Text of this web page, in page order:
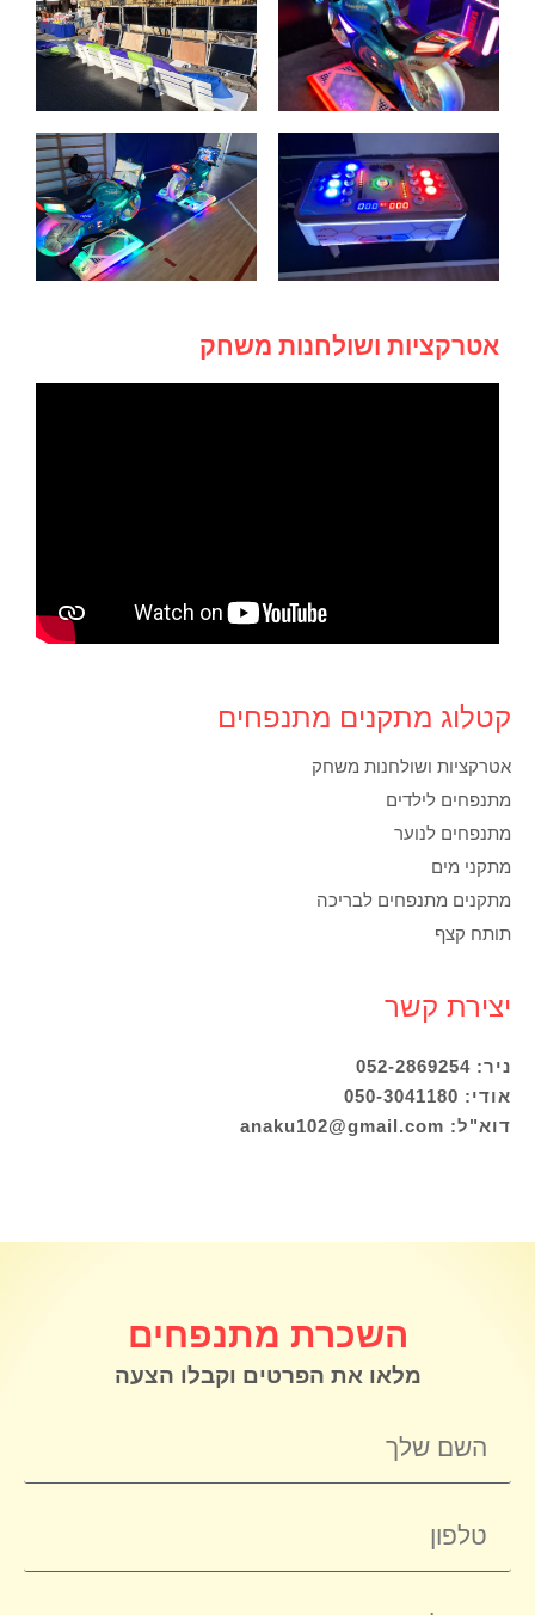
קטלוג מתקנים מתנפחים
אטרקציות ושולחנות משחק
מתנפחים לילדים
מתנפחים לנוער
מתקני מים
מתקנים מתנפחים לבריכה
תותח קצף
יצירת קשר
ניר: 052-2869254
אודי: 050-3041180
דוא"ל: anaku102@gmail.com
אטרקציות ושולחנות משחק
השכרת מתנפחים
מלאו את הפרטים וקבלו הצעה